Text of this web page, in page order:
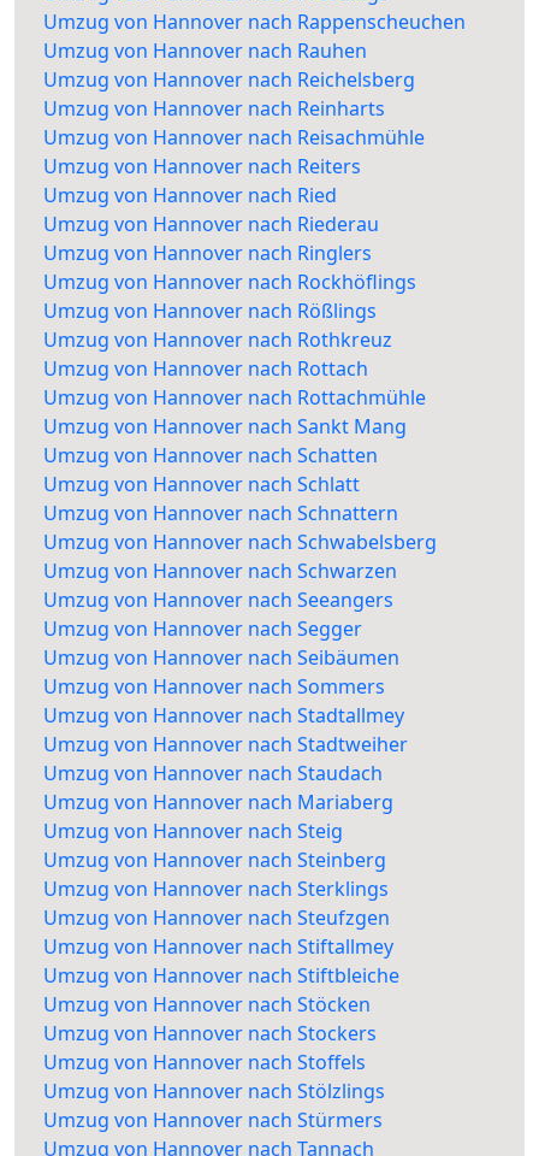
Umzug von Hannover nach Rappenscheuchen
Umzug von Hannover nach Rauhen
Umzug von Hannover nach Reichelsberg
Umzug von Hannover nach Reinharts
Umzug von Hannover nach Reisachmühle
Umzug von Hannover nach Reiters
Umzug von Hannover nach Ried
Umzug von Hannover nach Riederau
Umzug von Hannover nach Ringlers
Umzug von Hannover nach Rockhöflings
Umzug von Hannover nach Rößlings
Umzug von Hannover nach Rothkreuz
Umzug von Hannover nach Rottach
Umzug von Hannover nach Rottachmühle
Umzug von Hannover nach Sankt Mang
Umzug von Hannover nach Schatten
Umzug von Hannover nach Schlatt
Umzug von Hannover nach Schnattern
Umzug von Hannover nach Schwabelsberg
Umzug von Hannover nach Schwarzen
Umzug von Hannover nach Seeangers
Umzug von Hannover nach Segger
Umzug von Hannover nach Seibäumen
Umzug von Hannover nach Sommers
Umzug von Hannover nach Stadtallmey
Umzug von Hannover nach Stadtweiher
Umzug von Hannover nach Staudach
Umzug von Hannover nach Mariaberg
Umzug von Hannover nach Steig
Umzug von Hannover nach Steinberg
Umzug von Hannover nach Sterklings
Umzug von Hannover nach Steufzgen
Umzug von Hannover nach Stiftallmey
Umzug von Hannover nach Stiftbleiche
Umzug von Hannover nach Stöcken
Umzug von Hannover nach Stockers
Umzug von Hannover nach Stoffels
Umzug von Hannover nach Stölzlings
Umzug von Hannover nach Stürmers
Umzug von Hannover nach Tannach